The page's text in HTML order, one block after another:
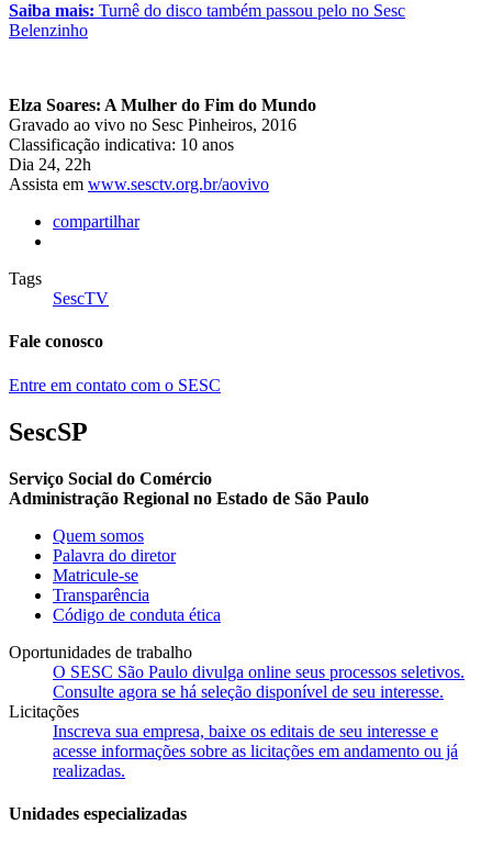
Saiba mais: Turnê do disco também passou pelo no Sesc
Belenzinho
Elza Soares: A Mulher do Fim do Mundo
Gravado ao vivo no Sesc Pinheiros, 2016
Classificação indicativa: 10 anos
Dia 24, 22h
Assista em www.sesctv.org.br/aovivo
compartilhar
Tags
SescTV
Fale conosco
Entre em contato com o SESC
SescSP
Serviço Social do Comércio
Administração Regional no Estado de São Paulo
Quem somos
Palavra do diretor
Matricule-se
Transparência
Código de conduta ética
Oportunidades de trabalho
O SESC São Paulo divulga online seus processos seletivos.
Consulte agora se há seleção disponível de seu interesse.
Licitações
Inscreva sua empresa, baixe os editais de seu interesse e
acesse informações sobre as licitações em andamento ou já
realizadas.
Unidades especializadas